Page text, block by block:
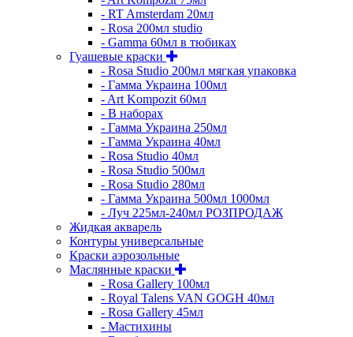
- RT Amsterdam 20мл
- Rosa 200мл studio
- Gamma 60мл в тюбиках
Гуашевые краски
- Rosa Studio 200мл мягкая упаковка
- Гамма Украина 100мл
- Art Kompozit 60мл
- В наборах
- Гамма Украина 250мл
- Гамма Украина 40мл
- Rosa Studio 40мл
- Rosa Studio 500мл
- Rosa Studio 280мл
- Гамма Украина 500мл 1000мл
- Луч 225мл-240мл РОЗПРОДАЖ
Жидкая акварель
Контуры универсальные
Краски аэрозольные
Маслянные краски
- Rosa Gallery 100мл
- Royal Talens VAN GOGH 40мл
- Rosa Gallery 45мл
- Мастихины